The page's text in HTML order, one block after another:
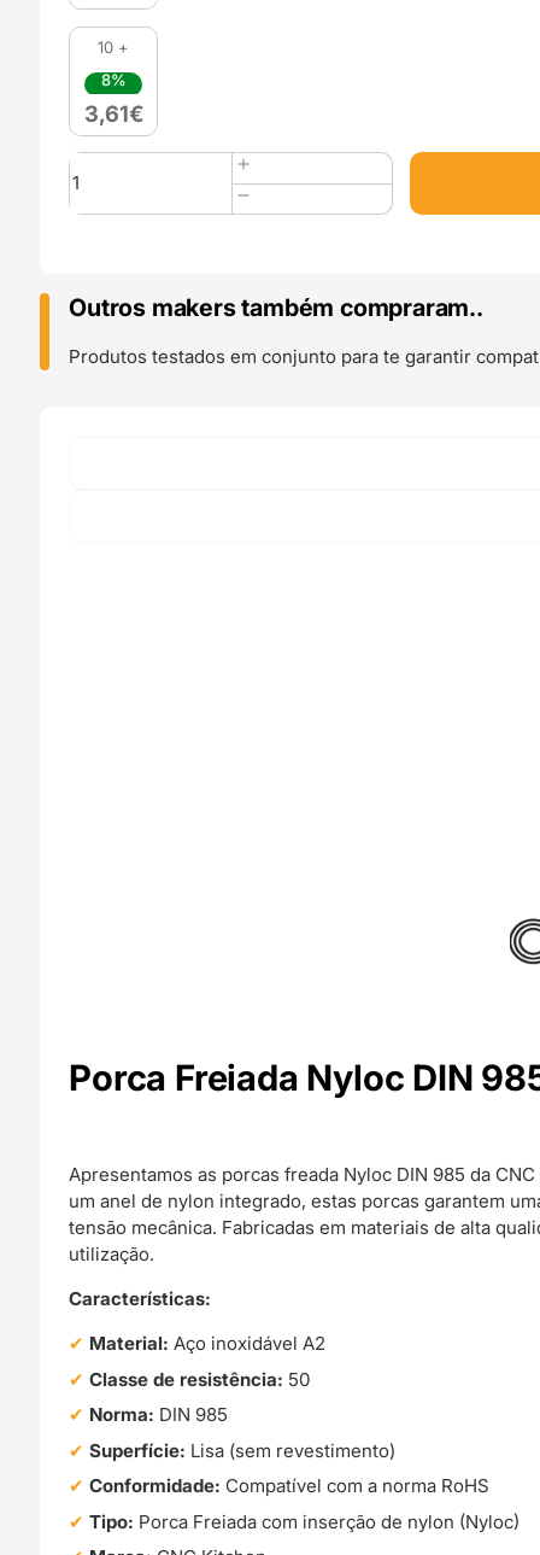
10 +
8%
3,61€
Quantidade
de
50
Nyloc
M3
Lock
Outros makers também compraram..
Produtos testados em conjunto para te garantir
Porca Freiada Nyloc DIN
Apresentamos as porcas freada Nyloc DIN 985 da
um anel de nylon integrado, estas porcas garantem
tensão mecânica. Fabricadas em materiais de alta
utilização.
Características:
Material: Aço inoxidável A2
Classe de resistência: 50
Norma: DIN 985
Superfície: Lisa (sem revestimento)
Conformidade: Compatível com a norma RoHS
Tipo: Porca Freiada com inserção de nylon (Nyloc)